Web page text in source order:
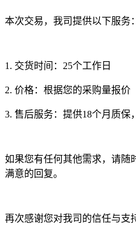
本次交易，我司提供以下服务：
1. 交货时间：25个工作日
2. 价格：根据您的采购量报价
3. 售后服务：提供18个月质保
如果您有任何其他需求，请随
满意的回复。
再次感谢您对我司的信任与支